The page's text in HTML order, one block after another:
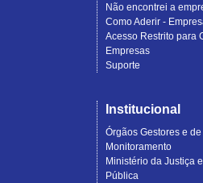
Não encontrei a
Como Aderir -
Acesso Restrito para
Empresas
Suporte
Institucional
Órgãos Gestores e de
Monitoramento
Ministério da Justiça
Pública